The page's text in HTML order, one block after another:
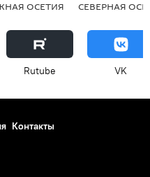
ОСЕТИЯ СЕВЕРНАЯ
Rutube VK
Контакты